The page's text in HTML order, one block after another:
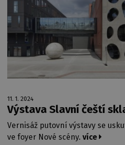
11. 1. 2024
Výstava Slavní čeští
Vernisáž putovní výstavy se
ve foyer Nové scény. více